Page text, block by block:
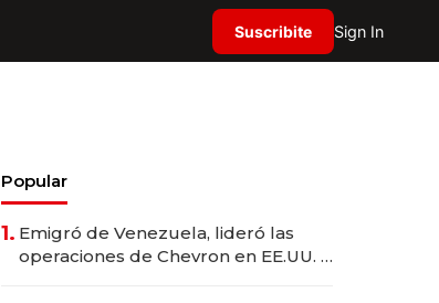
Suscribite Sign In
Popular
1. Emigró de Venezuela, lideró las
operaciones de Chevron en EE.UU. y